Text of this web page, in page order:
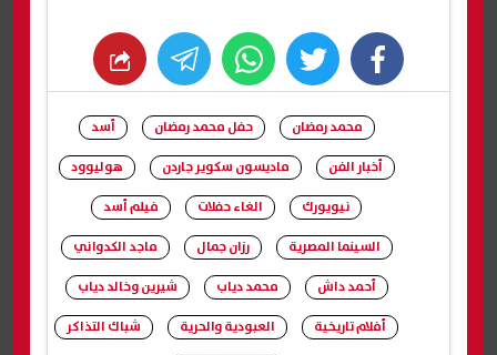
facebook
twitter
whats
محمد رمضان حفل محمد رمضان
أسد
أخبار الفن
ماديسون سكوير جاردن
هوليوود
نيويورك
الغاء حفلات
فيلم أسد
السينما المصرية
رزان جمال
ماجد الكدواني
أحمد داش
محمد دياب
شيرين وخالد دياب
أفلام تاريخية
العبودية والحرية
شباك التذاكر